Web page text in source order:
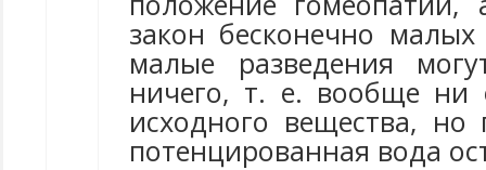
закон бесконечно
малые разведения
ничего, т. е. вообще ни
исходного вещества,
потенцированная вода